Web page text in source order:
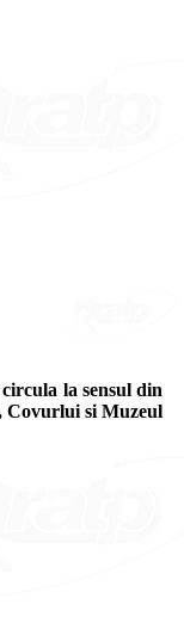
la sensul din
Covurlui si Muzeul